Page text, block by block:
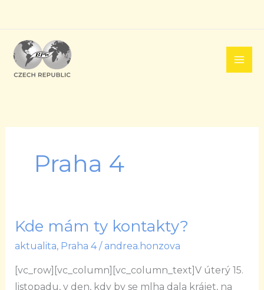
obsah
Praha 4
Kde mám ty kontakty?
aktualita, Praha 4/ andrea.honzova
[vc_row][vc_column][vc_column_text]V úterý 15.
listopadu, v den, kdy by se mlha dala krájet, na
Kde
mám
kontakty?